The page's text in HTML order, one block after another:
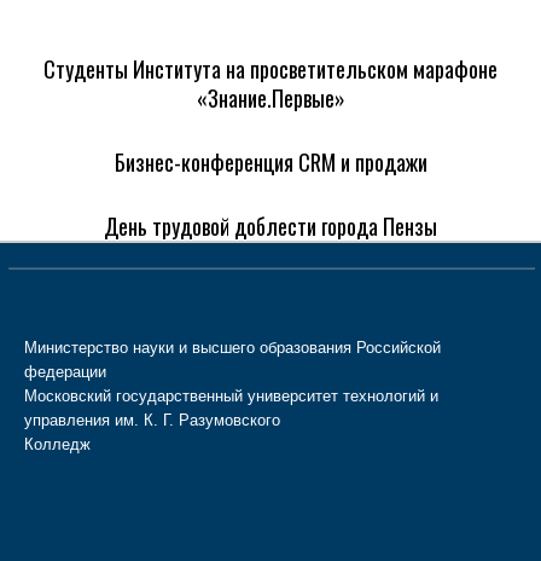
Студенты Института на просветительском марафоне
«Знание.Первые»
Бизнес-конференция CRM и продажи
День трудовой доблести города Пензы
Министерство науки и высшего образования Российской
федерации
Московский государственный университет технологий и
управления им. К. Г. Разумовского
Колледж